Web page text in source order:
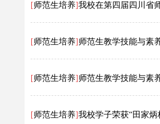
[师范生培养]我校在第四届四川省
[师范生培养] 师范生教学技能与素
[师范生培养] 师范生教学技能与素
[师范生培养]我校学子荣获“田家